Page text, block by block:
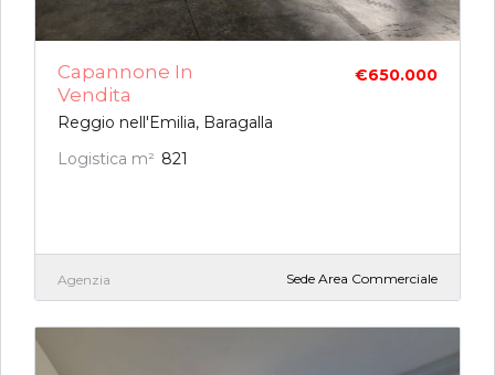
Capannone In
Vendita
Reggio nell'Emilia, Baragalla
€650.000
Logistica m² 821
Agenzia Sede Area Commerciale